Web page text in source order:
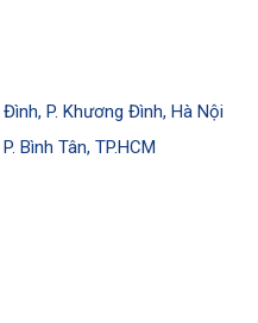
P. Khương Đình, Hà Nội
Bình Tân, TP.HCM